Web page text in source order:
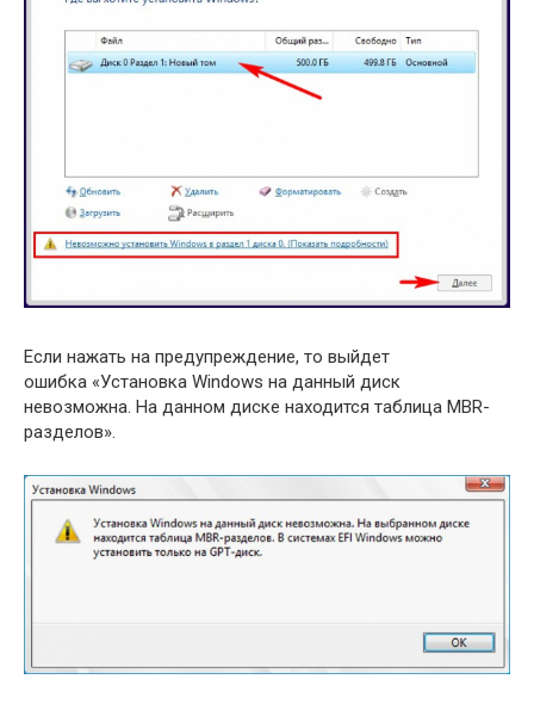
Если нажать на предупреждение, то выйдет
ошибка «Установка Windows на данный диск
невозможна. На данном диске находится таблица MBR-
разделов».